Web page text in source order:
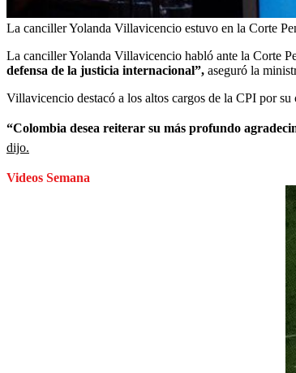
La canciller Yolanda Villavicencio estuvo en la Corte
La canciller Yolanda Villavicencio habló ante la Corte
defensa de la justicia internacional”, aseguró la
Villavicencio destacó a los altos cargos de la CPI por
“Colombia desea reiterar su más profundo
dijo.
Videos Semana